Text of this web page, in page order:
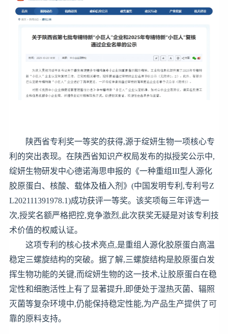
陕西省专利奖一等奖的获得,源于绽妍生物一项核心专
利的突出表现。在陕西省知识产权局发布的拟授奖公示中,
绽妍生物研发中心德诺海思申报的《一种重组III型人源化
胶原蛋白、核酸、载体及植入剂》(中国发明专利,专利号Z
L202111391978.1)成功获评一等奖。该奖项每三年评选一
次,授奖名额严格把控,竞争激烈,此次获奖无疑是对该专利技
术价值的权威认证。
这项专利的核心技术亮点,是重组人源化胶原蛋白高温
稳定三螺旋结构的突破。据了解,三螺旋结构是胶原蛋白发
挥生物功能的关键,而绽妍生物的这一技术,让胶原蛋白在稳
定性和细胞活性上有了显著提升,即便处于湿热灭菌、辐照
灭菌等复杂环境中,仍能保持稳定性能,为产品生产提供了可
靠的原料支持。